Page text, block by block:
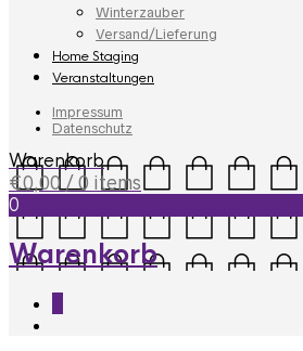
Winterzauber
Versand/Lieferung
Home Staging
Veranstaltungen
Impressum
Datenschutz
Warenkorb
€0,00 / 0 items
0
Warenkorb